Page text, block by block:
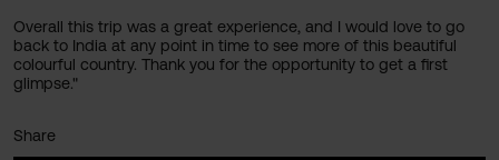
Overall this trip was a great experience, and I would love to go
back to India at any point in time to see more of this beautiful
colourful country. Thank you for the opportunity to get a first
glimpse."
Share